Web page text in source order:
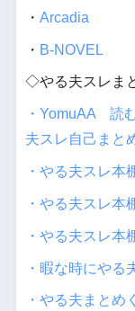
・ Arcadia
・ B-NOVEL
◇やる夫スレま
・YomuAA 読
夫スレ自己まと
・やる夫スレ本
・やる夫スレ本
・やる夫スレ本
・暇な時にやる
・やる夫まとめ